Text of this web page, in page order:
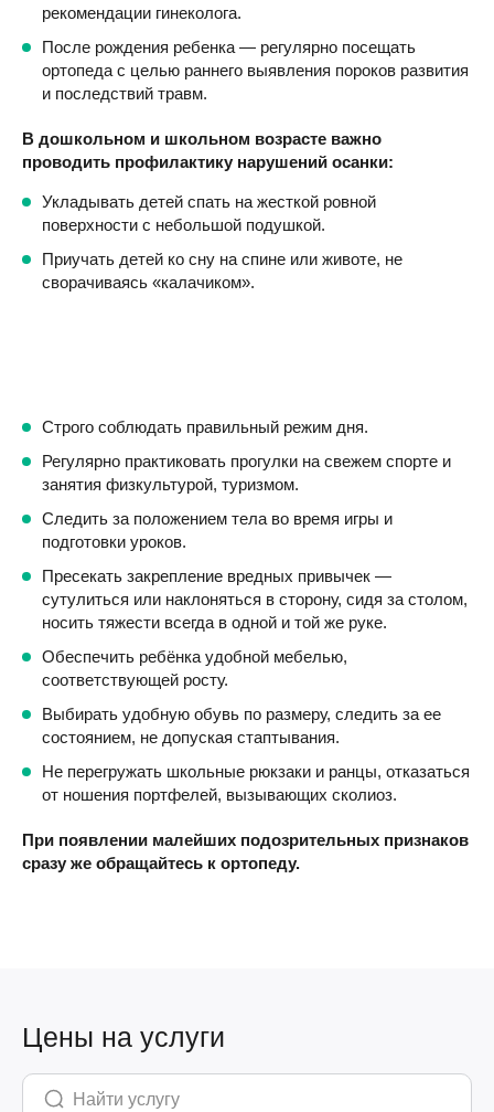
рекомендации гинеколога.
После рождения ребенка — регулярно посещать
ортопеда с целью раннего выявления пороков развития
и последствий травм.
В дошкольном и школьном возрасте важно
проводить профилактику нарушений осанки:
Укладывать детей спать на жесткой ровной
поверхности с небольшой подушкой.
Приучать детей ко сну на спине или животе, не
сворачиваясь «калачиком».
Строго соблюдать правильный режим дня.
Регулярно практиковать прогулки на свежем спорте и
занятия физкультурой, туризмом.
Следить за положением тела во время игры и
подготовки уроков.
Пресекать закрепление вредных привычек —
сутулиться или наклоняться в сторону, сидя за столом,
носить тяжести всегда в одной и той же руке.
Обеспечить ребёнка удобной мебелью,
соответствующей росту.
Выбирать удобную обувь по размеру, следить за ее
состоянием, не допуская стаптывания.
Не перегружать школьные рюкзаки и ранцы, отказаться
от ношения портфелей, вызывающих сколиоз.
При появлении малейших подозрительных признаков
сразу же обращайтесь к ортопеду.
Цены на услуги